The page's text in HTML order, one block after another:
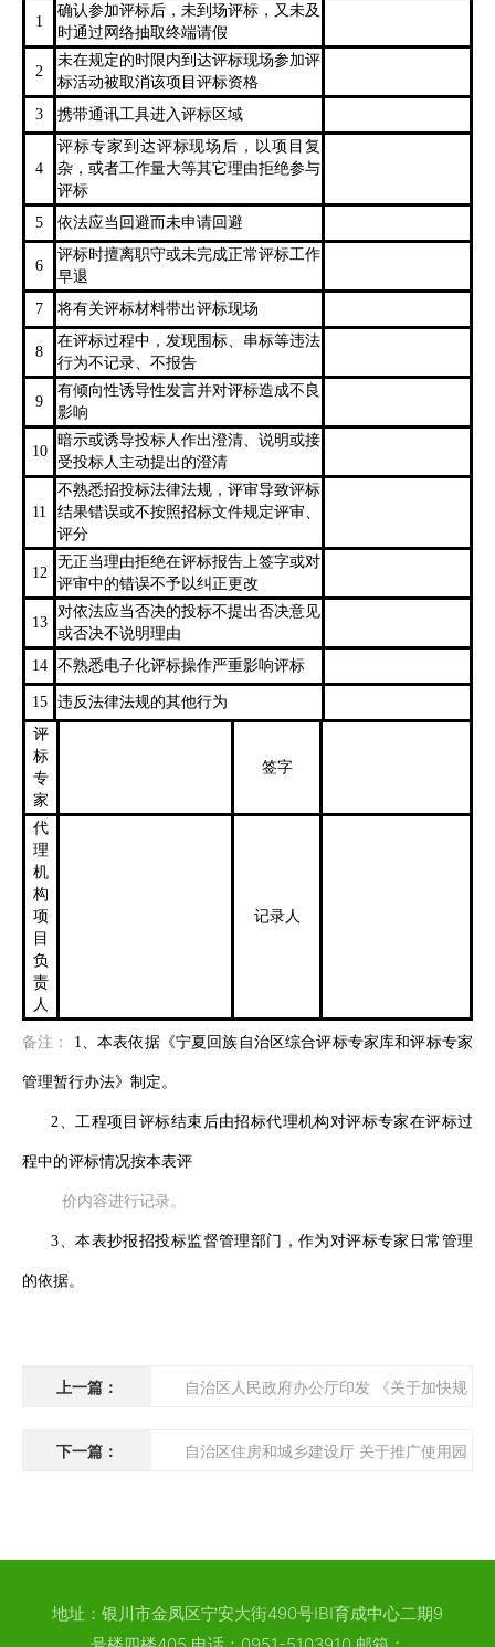
1
确认参加评标后，未到场评标，又未及
时通过网络抽取终端请假
2
未在规定的时限内到达评标现场参加评
标活动被取消该项目评标资格
3
携带通讯工具进入评标区域
4
评标专家到达评标现场后，以项目复
杂，或者工作量大等其它理由拒绝参与
评标
5
依法应当回避而未申请回避
6
评标时擅离职守或未完成正常评标工作
早退
7
将有关评标材料带出评标现场
8
在评标过程中，发现围标、串标等违法
行为不记录、不报告
9
有倾向性诱导性发言并对评标造成不良
影响
10
暗示或诱导投标人作出澄清、说明或接
受投标人主动提出的澄清
11
不熟悉招投标法律法规，评审导致评标
结果错误或不按照招标文件规定评审、
评分
12
无正当理由拒绝在评标报告上签字或对
评审中的错误不予以纠正更改
13
对依法应当否决的投标不提出否决意见
或否决不说明理由
14
不熟悉电子化评标操作严重影响评标
15
违反法律法规的其他行为
评
标
专
家
签字
代
理
机
构
项
目
负
责
人
记录人
备注： 1、本表依据《宁夏回族自治区综合评标专家库和评标专家
管理暂行办法》制定。
2、工程项目评标结束后由招标代理机构对评标专家在评标过
程中的评标情况按本表评
价内容进行记录。
3、本表抄报招投标监督管理部门，作为对评标专家日常管理
的依据。
上一篇： 自治区人民政府办公厅印发 《关于加快规
下一篇： 自治区住房和城乡建设厅 关于推广使用园
地址：银川市金凤区宁安大街490号IBI育成中心二期9